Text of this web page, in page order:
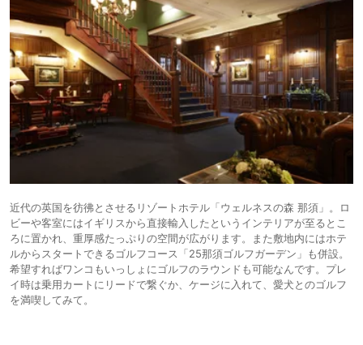
近代の英国を彷彿とさせるリゾートホテル「ウェルネスの森 那須」。ロ
ビーや客室にはイギリスから直接輸入したというインテリアが至るとこ
ろに置かれ、重厚感たっぷりの空間が広がります。また敷地内にはホテ
ルからスタートできるゴルフコース「25那須ゴルフガーデン」も併設。
希望すればワンコもいっしょにゴルフのラウンドも可能なんです。プレ
イ時は乗用カートにリードで繋ぐか、ケージに入れて、愛犬とのゴルフ
を満喫してみて。